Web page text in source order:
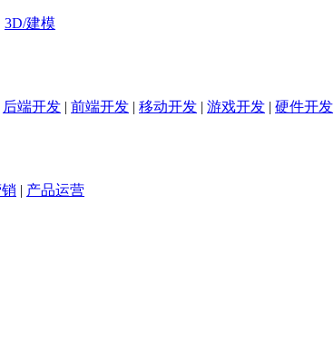
3D/建模
后端开发 | 前端开发 | 移动开发 | 游戏开发 | 硬件开发
| 产品运营